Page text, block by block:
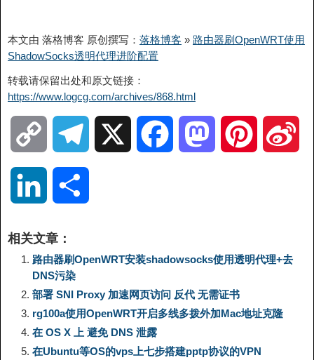
本文由 落格博客 原创撰写： 落格博客 » 路由器刷OpenWRT使用
ShadowSocks透明代理进阶配置
转载请保留出处和原文链接：
https://www.logcg.com/archives/868.html
o
y
L
i
n
r
a
o
o
d
o
r
e
n
k
e
相关文章：
路由器刷OpenWRT安装shadowsocks使用透明代理+去
DNS污染
部署 SNI Proxy 加速网页访问 反代 无需证书
rg100a使用OpenWRT开启多线多拨外加Mac地址克隆
在 OS X 上 避免 DNS 泄露
在Ubuntu等OS的vps上七步搭建pptp协议的VPN